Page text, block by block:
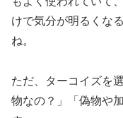
けで気分が明るくな
ね。
ただ、ターコイズを
物なの？」「偽物や